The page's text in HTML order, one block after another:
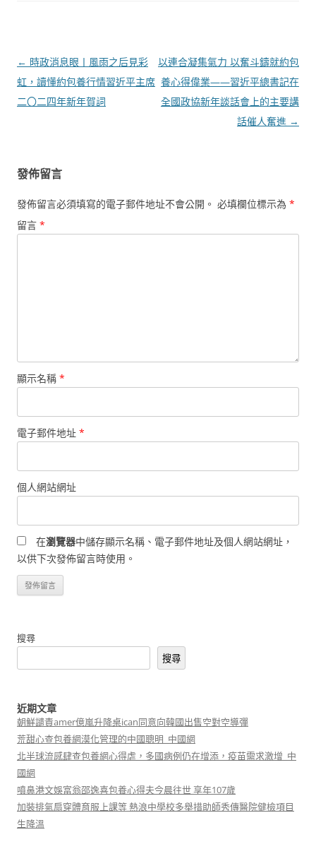
文
章
導
← 時政消息眼丨風雨之后見彩
虹，讀懂約包養行情習近平主席
二〇二四年新年賀詞
以連合凝集氣力 以奮斗鑄就約包
養心得偉業——習近平總書記在
全國政協新年談話會上的主要講
話催人奮進 →
發佈留言
發佈留言必須填寫的電子郵件地址不會公開。 必填欄位標示為 *
留言 *
顯示名稱 *
電子郵件地址 *
個人網站網址
在瀏覽器中儲存顯示名稱、電子郵件地址及個人網站網址，
以供下次發佈留言時使用。
搜尋
搜尋
近期文章
朝鮮譴責amer億嵐升降桌ican同意向韓國出售空對空導彈
荒甜心查包養網漠化管理的中國聰明_中國網
北半球流感肆查包養網心得虐，多國病例仍在增添，疫苗需求激增_中
國網
噴鼻港文娛富翁邵逸喜包養心得夫今晨往世 享年107歲
加裝排氣扇穿體育服上課等 熱浪中學校多舉措助師秀傳醫院健檢項目
生降溫